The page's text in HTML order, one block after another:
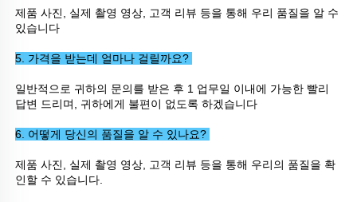
제품 사진, 실제 촬영 영상, 고객 리뷰 등을 통해 우리 품질을 알 수
있습니다
5. 가격을 받는데 얼마나 걸릴까요?
일반적으로 귀하의 문의를 받은 후 1 업무일 이내에 가능한 빨리
답변 드리며, 귀하에게 불편이 없도록 하겠습니다
6. 어떻게 당신의 품질을 알 수 있나요?
제품 사진, 실제 촬영 영상, 고객 리뷰 등을 통해 우리의 품질을 확
인할 수 있습니다.